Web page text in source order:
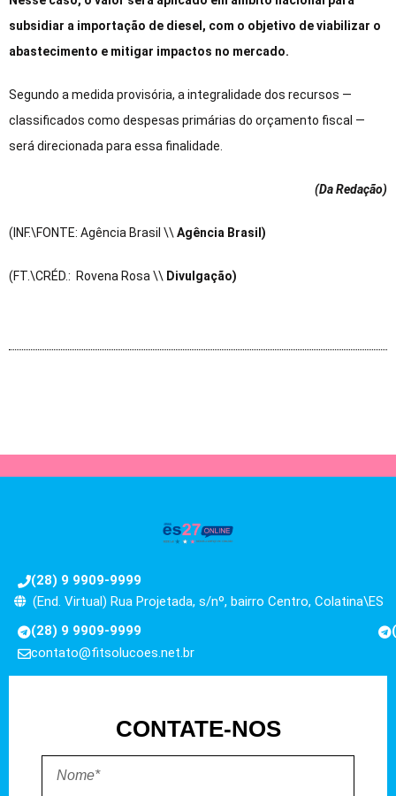
subsidiar a importação de diesel, com o objetivo de viabilizar o
abastecimento e mitigar impactos no mercado.
Segundo a medida provisória, a integralidade dos recursos —
classificados como despesas primárias do orçamento fiscal —
será direcionada para essa finalidade.
(Da Redação)
(INF.\FONTE: Agência Brasil \\Agência Brasil)
(FT.\CRÉD.: Rovena Rosa \\ Divulgação)
(28) 9 9909-9999
(End. Virtual) Rua Projetada, s/nº, bairro Centro, Colatina\ES
(28) 9 9909-9999
contato@fitsolucoes.net.br
CONTATE-NOS